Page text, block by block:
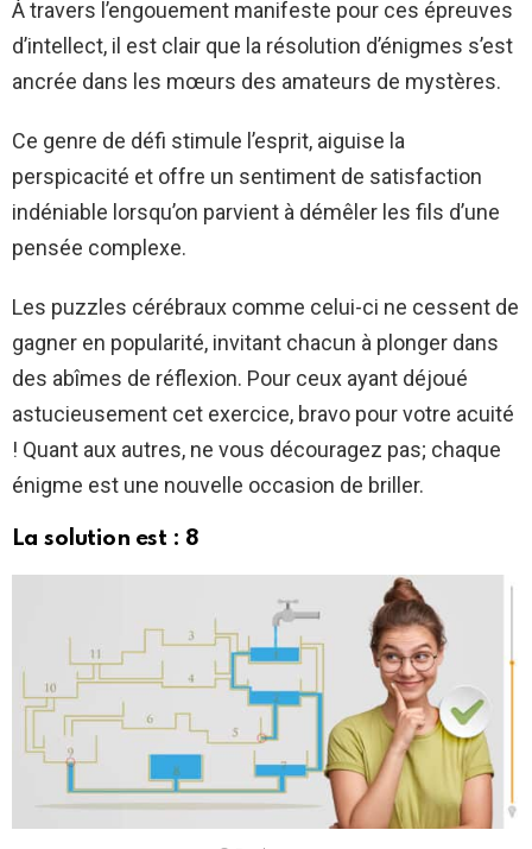
À travers l’engouement manifeste pour ces épreuves
d’intellect, il est clair que la résolution d’énigmes s’est
ancrée dans les mœurs des amateurs de mystères.
Ce genre de défi stimule l’esprit, aiguise la
perspicacité et offre un sentiment de satisfaction
indéniable lorsqu’on parvient à démêler les fils d’une
pensée complexe.
Les puzzles cérébraux comme celui-ci ne cessent de
gagner en popularité, invitant chacun à plonger dans
des abîmes de réflexion. Pour ceux ayant déjoué
astucieusement cet exercice, bravo pour votre acuité
! Quant aux autres, ne vous découragez pas; chaque
énigme est une nouvelle occasion de briller.
La solution est : 8